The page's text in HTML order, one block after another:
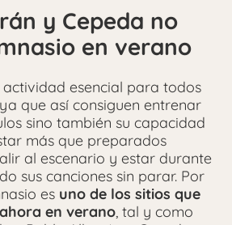
y Cepeda no
en verano
actividad esencial para todos
que así consiguen entrenar
sino también su capacidad
más que preparados
al escenario y estar durante
sus canciones sin parar. Por
es uno de los sitios que
en verano, tal y como